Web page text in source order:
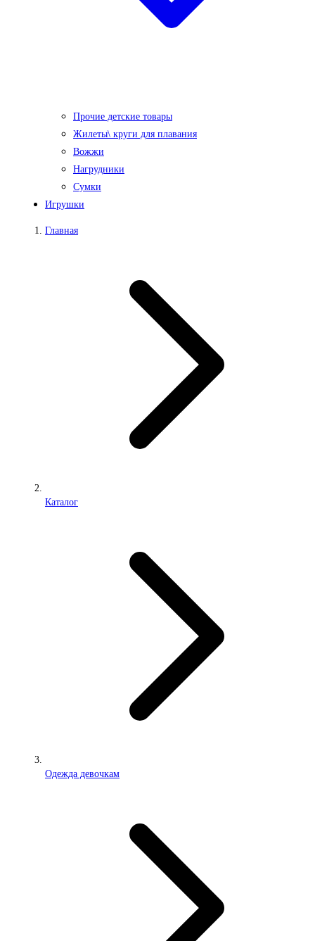
Прочие детские товары
Жилеты\ круги для плавания
Вожжи
Нагрудники
Сумки
Игрушки
Главная
Каталог
Одежда девочкам